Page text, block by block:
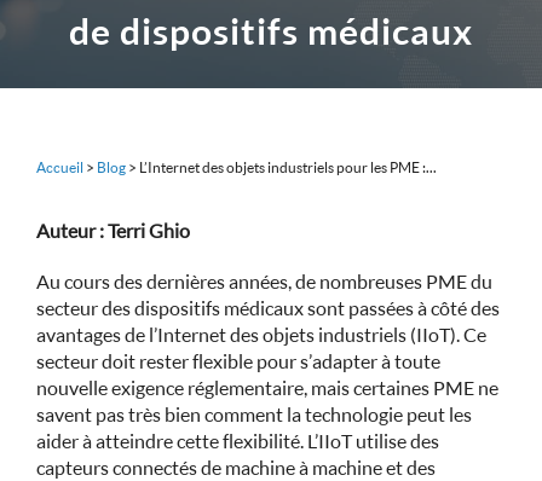
de dispositifs médicaux
Accueil > Blog > L’Internet des objets industriels pour les PME :...
Auteur : Terri Ghio
Au cours des dernières années, de nombreuses PME du
secteur des dispositifs médicaux sont passées à côté des
avantages de l’Internet des objets industriels (IIoT). Ce
secteur doit rester flexible pour s’adapter à toute
nouvelle exigence réglementaire, mais certaines PME ne
savent pas très bien comment la technologie peut les
aider à atteindre cette flexibilité. L’IIoT utilise des
capteurs connectés de machine à machine et des